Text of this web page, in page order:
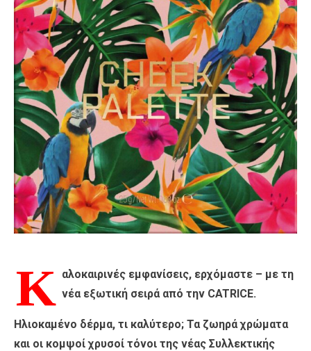
Κ αλοκαιρινές εμφανίσεις, ερχόμαστε – με τη
νέα εξωτική σειρά από την CATRICE.
Ηλιοκαμένο δέρμα, τι καλύτερο; Τα ζωηρά χρώματα
και οι κομψοί χρυσοί τόνοι της νέας Συλλεκτικής